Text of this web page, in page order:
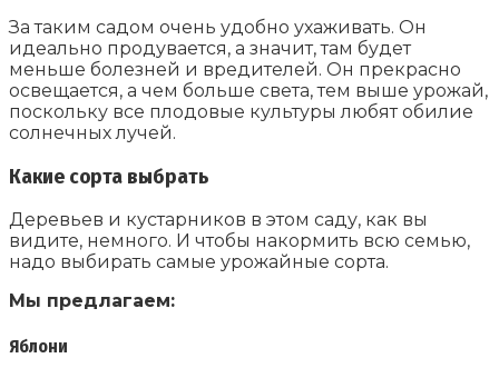
За таким садом очень удобно ухаживать. Он
идеально продувается, а значит, там будет
меньше болезней и вредителей. Он прекрасно
освещается, а чем больше света, тем выше урожай,
поскольку все плодовые культуры любят обилие
солнечных лучей.
Какие сорта выбрать
Деревьев и кустарников в этом саду, как вы
видите, немного. И чтобы накормить всю семью,
надо выбирать самые урожайные сорта.
Мы предлагаем:
Яблони